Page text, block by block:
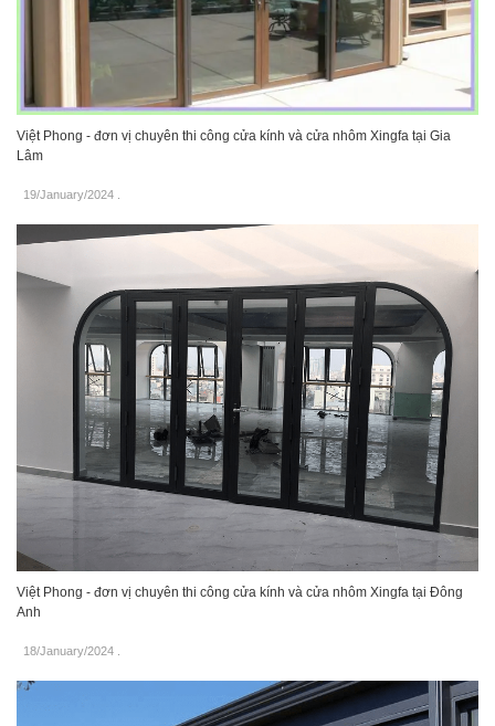
Việt Phong - đơn vị chuyên thi công cửa kính và cửa nhôm Xingfa tại Gia
Lâm
19/January/2024
Việt Phong - đơn vị chuyên thi công cửa kính và cửa nhôm Xingfa tại Đông
Anh
18/January/2024